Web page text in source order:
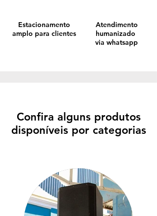
Estacionamento
amplo para clientes
Atendimento
humanizado
via whatsapp
Confira alguns produtos
disponíveis por categorias